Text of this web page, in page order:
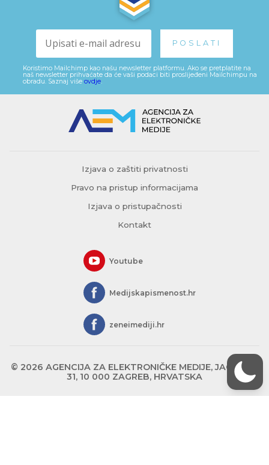
Koristimo Mailchimp kao našu newsletter platformu. Ako se pretplatite na
naš newsletter prihvaćate da će vaši podaci biti proslijeđeni Mailchimpu na
obradu. Saznaj više ovdje
Izjava o zaštiti privatnosti
Pravo na pristup informacijama
Izjava o pristupačnosti
Kontakt
Youtube
Medijskapismenost.hr
zeneimediji.hr
© 2026 AGENCIJA ZA ELEKTRONIČKE MEDIJE, JAGIĆEVA
31, 10 000 ZAGREB, HRVATSKA